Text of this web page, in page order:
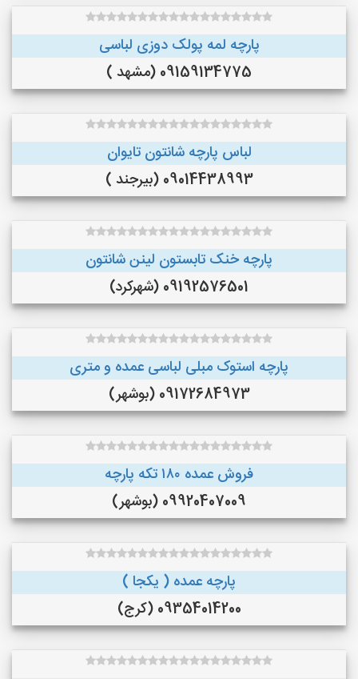
پارچه لمه پولک دوزی لباسی
09159134775 (مشهد )
لباس پارچه شانتون تایوان
09014438993 (بیرجند )
پارچه خنک تابستون لینن شانتون
09192576501 (شهرکرد)
پارچه استوک مبلی لباسی عمده و متری
09172684973 (بوشهر)
فروش عمده ۱۸۰ تکه پارچه
09920407009 (بوشهر)
پارچه عمده ( یکجا )
09354014200 (کرج)